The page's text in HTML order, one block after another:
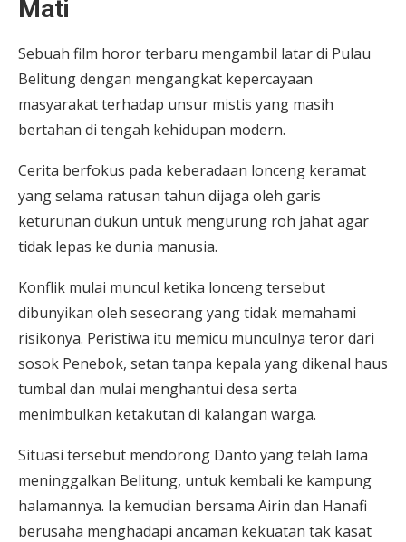
Mati
Sebuah film horor terbaru mengambil latar di Pulau
Belitung dengan mengangkat kepercayaan
masyarakat terhadap unsur mistis yang masih
bertahan di tengah kehidupan modern.
Cerita berfokus pada keberadaan lonceng keramat
yang selama ratusan tahun dijaga oleh garis
keturunan dukun untuk mengurung roh jahat agar
tidak lepas ke dunia manusia.
Konflik mulai muncul ketika lonceng tersebut
dibunyikan oleh seseorang yang tidak memahami
risikonya. Peristiwa itu memicu munculnya teror dari
sosok Penebok, setan tanpa kepala yang dikenal haus
tumbal dan mulai menghantui desa serta
menimbulkan ketakutan di kalangan warga.
Situasi tersebut mendorong Danto yang telah lama
meninggalkan Belitung, untuk kembali ke kampung
halamannya. Ia kemudian bersama Airin dan Hanafi
berusaha menghadapi ancaman kekuatan tak kasat